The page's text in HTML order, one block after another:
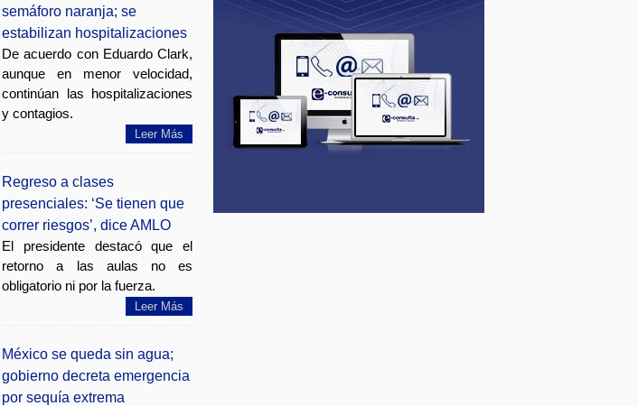
semáforo naranja; se
estabilizan hospitalizaciones
De acuerdo con Eduardo Clark,
aunque en menor velocidad,
continúan las hospitalizaciones
y contagios.
Leer Más
Regreso a clases
presenciales: ‘Se tienen que
correr riesgos’, dice AMLO
El presidente destacó que el
retorno a las aulas no es
obligatorio ni por la fuerza.
Leer Más
México se queda sin agua;
gobierno decreta emergencia
por sequía extrema